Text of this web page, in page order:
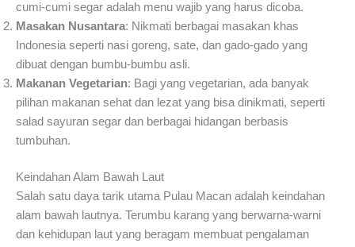
cumi-cumi segar adalah menu wajib yang harus dicoba.
Masakan Nusantara: Nikmati berbagai masakan khas
Indonesia seperti nasi goreng, sate, dan gado-gado yang
dibuat dengan bumbu-bumbu asli.
Makanan Vegetarian: Bagi yang vegetarian, ada banyak
pilihan makanan sehat dan lezat yang bisa dinikmati, seperti
salad sayuran segar dan berbagai hidangan berbasis
tumbuhan.
Keindahan Alam Bawah Laut
Salah satu daya tarik utama Pulau Macan adalah keindahan
alam bawah lautnya. Terumbu karang yang berwarna-warni
dan kehidupan laut yang beragam membuat pengalaman